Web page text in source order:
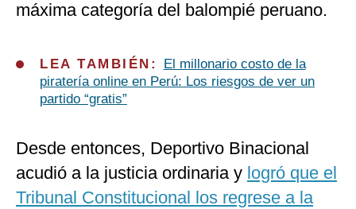
máxima categoría del balompié peruano.
LEA TAMBIÉN:
El millonario costo de la
piratería online en Perú: Los riesgos de ver un
partido “gratis”
Desde entonces, Deportivo Binacional
acudió a la justicia ordinaria y logró que el
Tribunal Constitucional los regrese a la